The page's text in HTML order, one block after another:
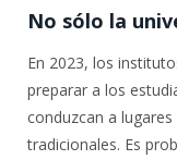
No sólo la
En 2023, los
preparar a los
conduzcan a
tradicionales. Es